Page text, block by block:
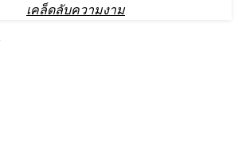
เคล็ดลับความงาม